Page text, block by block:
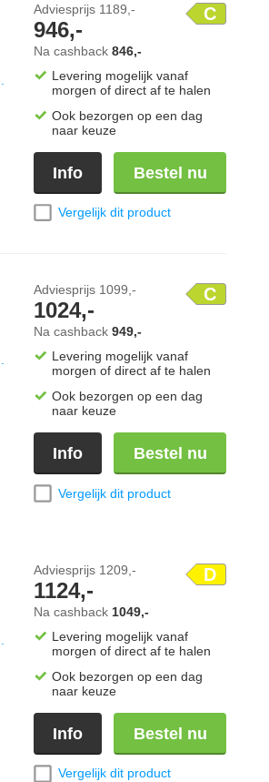
C
Adviesprijs 1189,-
946,-
Na cashback 846,-
Levering mogelijk vanaf
morgen of direct af te halen
Ook bezorgen op een dag
naar keuze
Info Bestel nu
Vergelijk dit product
C
Adviesprijs 1099,-
1024,-
Na cashback 949,-
Levering mogelijk vanaf
morgen of direct af te halen
Ook bezorgen op een dag
naar keuze
Info Bestel nu
Vergelijk dit product
D
Adviesprijs 1209,-
1124,-
Na cashback 1049,-
Levering mogelijk vanaf
morgen of direct af te halen
Ook bezorgen op een dag
naar keuze
Info Bestel nu
Vergelijk dit product